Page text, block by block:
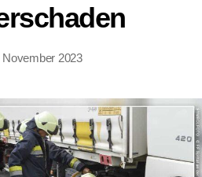
November 2023